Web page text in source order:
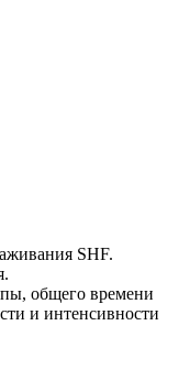
SHF.
общего времени
и интенсивности